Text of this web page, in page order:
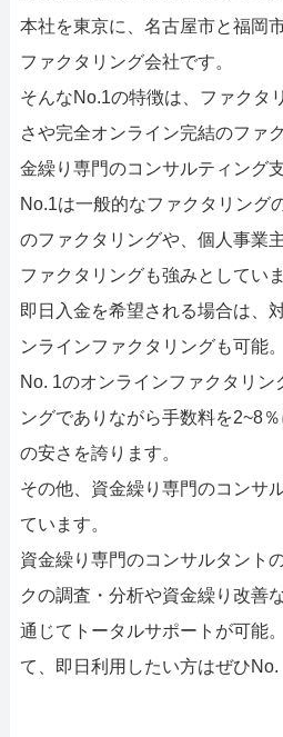
本社を東京に、名古屋市と福岡
ファクタリング会社です。
そんなNo.1の特徴は、ファクタ
さや完全オンライン完結のファ
金繰り専門のコンサルティング
No.1は一般的なファクタリング
のファクタリングや、個人事業
ファクタリングも強みとしていま
即日入金を希望される場合は、
ンラインファクタリングも可能。
No. 1のオンラインファクタリン
ングでありながら手数料を2~8
の安さを誇ります。
その他、資金繰り専門のコンサ
ています。
資金繰り専門のコンサルタント
クの調査・分析や資金繰り改善
通じてトータルサポートが可能
て、即日利用したい方はぜひNo.